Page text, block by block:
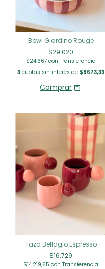
Bowl Giardino Rouge
$29.020
$24.667 con Transferencia
3 cuotas sin interés de $9673,33
Taza Bellagio Espresso
$16.729
$14.219,65 con Transferencia